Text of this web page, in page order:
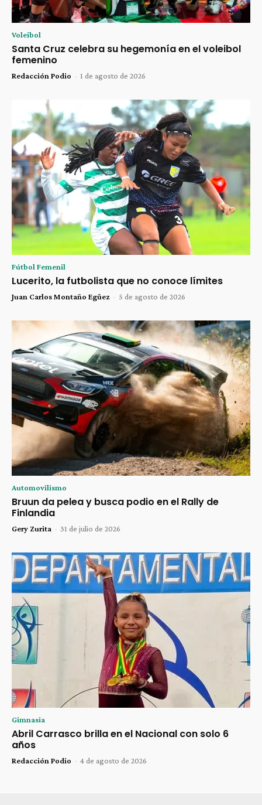
Voleibol
Santa Cruz celebra su hegemonía en el voleibol
femenino
Redacción Podio - 1 de agosto de 2026
Fútbol Femenil
Lucerito, la futbolista que no conoce límites
Juan Carlos Montaño Egüez - 5 de agosto de 2026
Automovilismo
Bruun da pelea y busca podio en el Rally de
Finlandia
Gery Zurita - 31 de julio de 2026
Gimnasia
Abril Carrasco brilla en el Nacional con solo 6
años
Redacción Podio - 4 de agosto de 2026